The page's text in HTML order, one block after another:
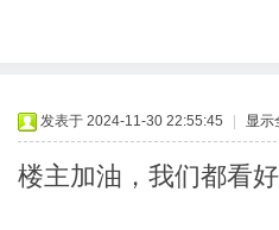
发表于 2024-11-30 22:55:45 显示
楼主加油，我们都看好